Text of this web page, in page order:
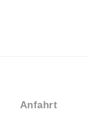
Anfahrt